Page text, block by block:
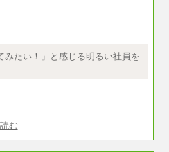
ことがあります
職
5000円以上(正社員・準社員）
みたい！」と感じる明るい社員を
む